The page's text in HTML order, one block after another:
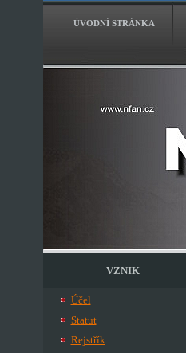
ÚVODNÍ STRÁNKA
VZNIK
Účel
Statut
Rejstřík